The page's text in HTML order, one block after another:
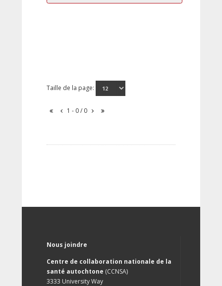
Taille de la page:
1 - 0 / 0
Nous joindre
Centre de collaboration nationale de la
santé autochtone (CCNSA)
3333 University Way